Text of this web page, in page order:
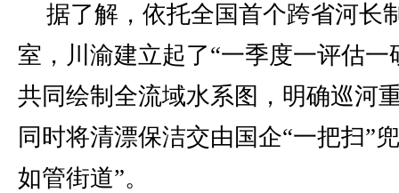
据了解，依托全国首个跨省河长
室，川渝建立起了“一季度一评估一
共同绘制全流域水系图，明确巡河
同时将清漂保洁交由国企“一把扫”
如管街道”。